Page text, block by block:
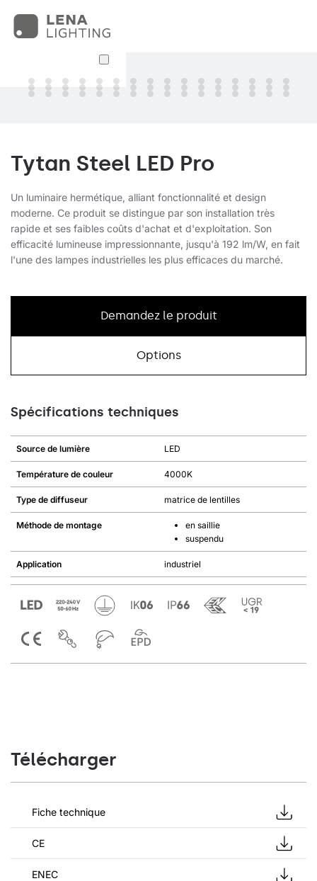
Tytan Steel LED Pro
Un luminaire hermétique, alliant fonctionnalité et design
moderne. Ce produit se distingue par son installation très
rapide et ses faibles coûts d'achat et d'exploitation. Son
efficacité lumineuse impressionnante, jusqu'à 192 lm/W, en fait
l'une des lampes industrielles les plus efficaces du marché.
Demandez le produit
Options
Spécifications techniques
Source de lumière LED
Température de couleur 4000K
Type de diffuseur matrice de lentilles
Méthode de montage
en saillie
suspendu
Application industriel
Télécharger
Fiche technique
CE
ENEC